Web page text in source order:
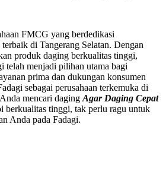
FMCG yang berdedikasi
di Tangerang Selatan. Dengan
produk daging berkualitas tinggi,
telah menjadi pilihan utama bagi
prima dan dukungan konsumen
sebagai perusahaan terkemuka di
mencari daging Agar Daging Cepat
berkualitas tinggi, tak perlu ragu untuk
Anda pada Fadagi.